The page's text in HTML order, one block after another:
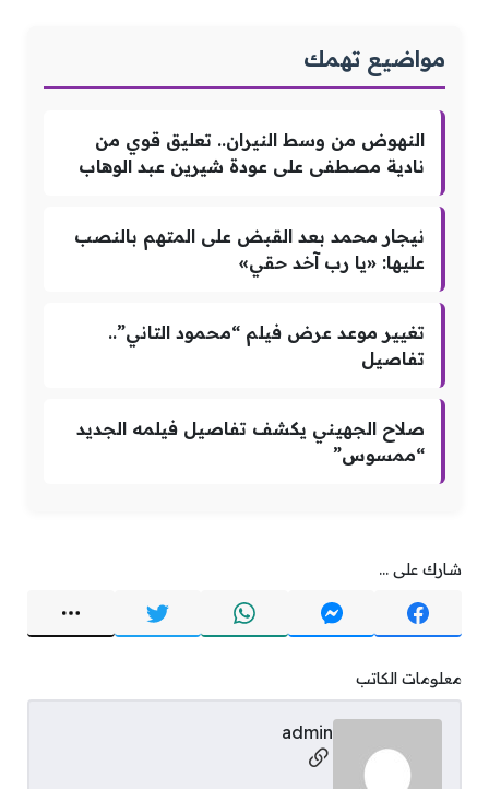
مواضيع تهمك
النهوض من وسط النيران.. تعليق قوي من
نادية مصطفى على عودة شيرين عبد الوهاب
نيجار محمد بعد القبض على المتهم بالنصب
عليها: «يا رب آخد حقي»
تغيير موعد عرض فيلم “محمود التاني”..
تفاصيل
صلاح الجهيني يكشف تفاصيل فيلمه الجديد
“ممسوس”
شارك على ...
معلومات الكاتب
admin
مواقع التواصل